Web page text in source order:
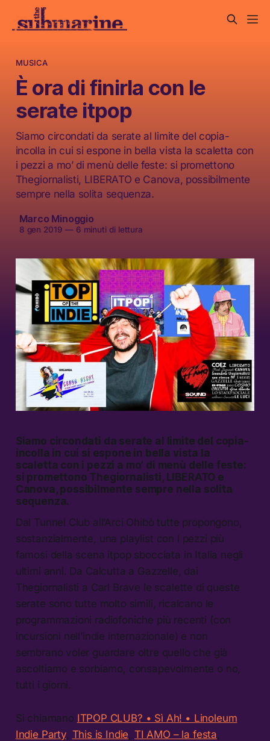
MUSICA
È ora di finirla con le
serate itpop
Siamo circondati da serate al limite del copia-
incolla in cui si espone in bella vista la scaletta con
i pezzi a mo’ di menù delle feste: si promettono
Thegiornalisti, LIBERATO e Canova, possibilmente
sempre nella solita sequenza.
Marco Minoggio
8 gen 2019 —6 minuti di lettura
Siamo circondati da serate al limite del copia-
incolla in cui si espone in bella vista la
scaletta con i pezzi a mo’ di menù delle feste:
si promettono Thegiornalisti, LIBERATO e
Canova, possibilmente sempre nella solita
sequenza.
Dal Tunnel Club all’Arci Ohibò tutte propongono,
sostanzialmente, una playlist con i pezzi più
famosi della scena itpop sbocciata in Italia negli
ultimi anni. Da Calcutta a Gazzelle, dai
Thegiornalisti a Carl Brave le scalette di queste
serate sono tutte molto simili, ricalcano le
programmazioni radiofoniche più recenti (con
incursioni nell’indie internazionale) e non
sembrano voler guardare oltre quello che già
ascoltiamo e sorbiamo, consapevolmente o no,
tutti i giorni.
Si chiamano ITPOP CLUB? • Sì Ah! • Linoleum
Indie Party, This is Indie TI AMO – la festa